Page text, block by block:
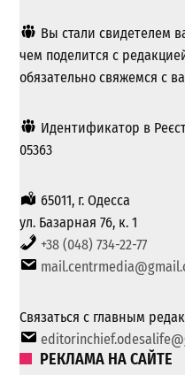
Вы стали свидетелем
чем поделится с
обязательно свяжемся с
Идентификатор в
05363
65011, г. Одесса
ул. Базарная 76, к. 1
+38 (048) 734-22-77
Связаться с главным
РЕКЛАМА НА САЙТЕ